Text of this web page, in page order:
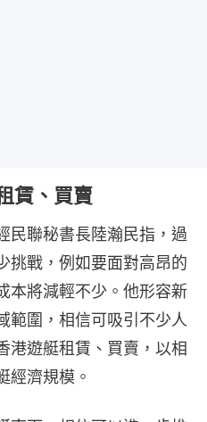
賃、買賣
民聯秘書長陸瀚民指，過
挑戰，例如要面對高昂的
本將減輕不少。他形容新
範圍，相信可吸引不少人
港遊艇租賃、買賣，以相
經濟規模。